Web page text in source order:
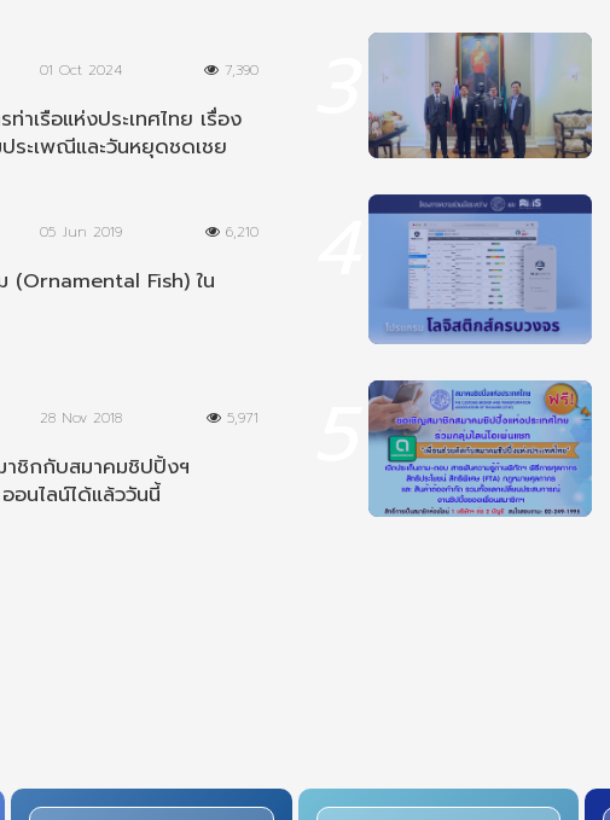
01 Oct 2024 7,390
ท่าเรือแห่งประเทศไทย เรื่อง
ระเพณีและวันหยุดชดเชย
05 Jun 2019 6,210
(Ornamental Fish) ใน
28 Nov 2018 5,971
าชิกกับสมาคมชิปปิ้งฯ
นไลน์ได้แล้ววันนี้